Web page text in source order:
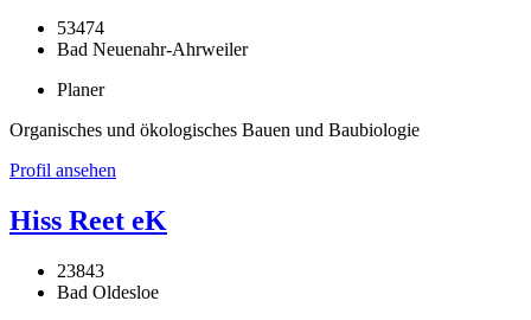
53474
Bad Neuenahr-Ahrweiler
Planer
Organisches und ökologisches Bauen und Baubiologie
Profil ansehen
Hiss Reet eK
23843
Bad Oldesloe